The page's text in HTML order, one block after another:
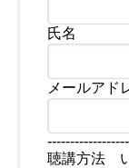
氏名
メールアド
聴講方法